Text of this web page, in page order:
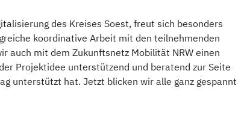
des Kreises Soest, freut sich besonders
koordinative Arbeit mit den teilnehmenden
auch mit dem Zukunftsnetz Mobilität NRW einen
Projektidee unterstützend und beratend zur Seite
unterstützt hat. Jetzt blicken wir alle ganz gespannt